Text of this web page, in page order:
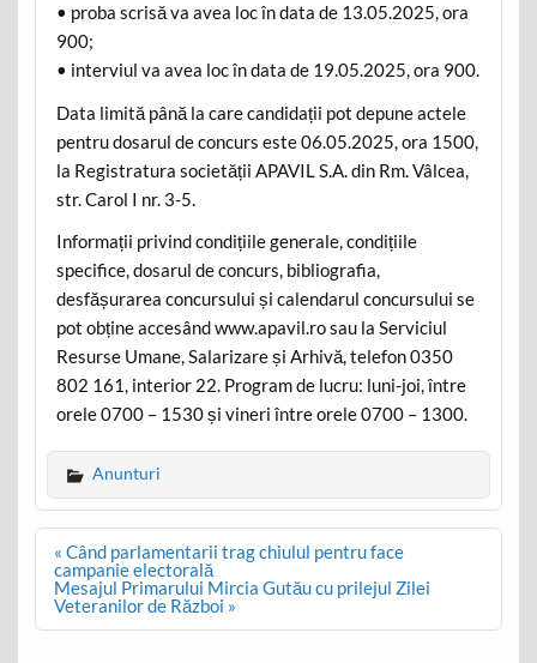
• proba scrisă va avea loc în data de 13.05.2025, ora
900;
• interviul va avea loc în data de 19.05.2025, ora 900.
Data limită până la care candidații pot depune actele
pentru dosarul de concurs este 06.05.2025, ora 1500,
la Registratura societății APAVIL S.A. din Rm. Vâlcea,
str. Carol I nr. 3-5.
Informații privind condițiile generale, condițiile
specifice, dosarul de concurs, bibliografia,
desfășurarea concursului și calendarul concursului se
pot obține accesând www.apavil.ro sau la Serviciul
Resurse Umane, Salarizare și Arhivă, telefon 0350
802 161, interior 22. Program de lucru: luni-joi, între
orele 0700 – 1530 și vineri între orele 0700 – 1300.
Anunturi
Post
navigation
« Când parlamentarii trag chiulul pentru face
campanie electorală
Mesajul Primarului Mircia Gutău cu prilejul Zilei
Veteranilor de Război »